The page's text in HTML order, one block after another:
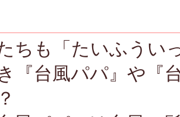
ちも「たいふうい
『台風パパ』や『